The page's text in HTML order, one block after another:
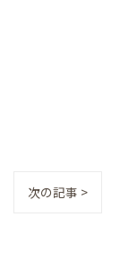
次の記事 >